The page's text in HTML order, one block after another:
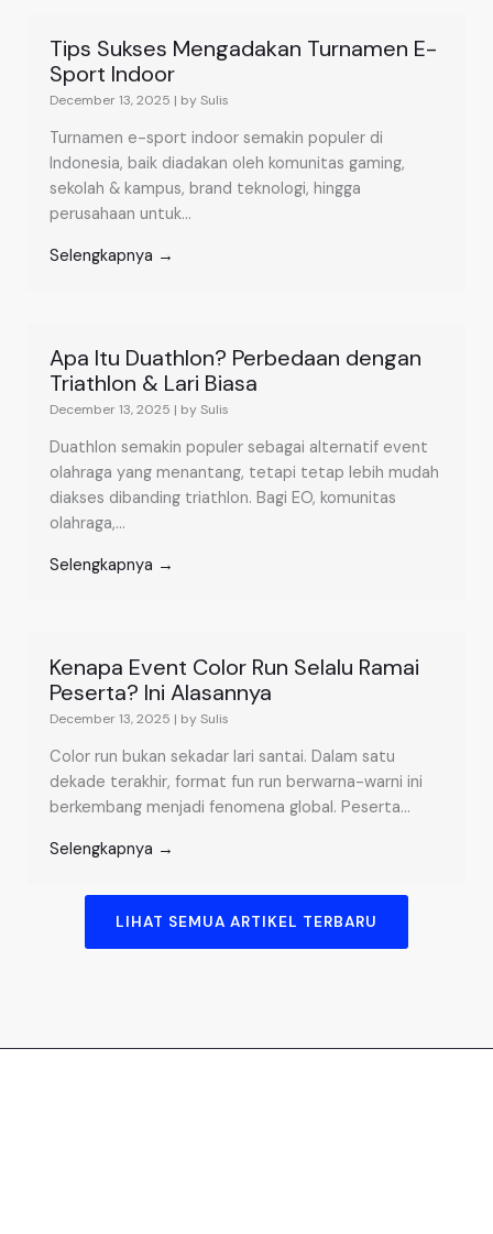
Tips Sukses Mengadakan Turnamen E-
Sport Indoor
December 13, 2025 | by Sulis
Turnamen e-sport indoor semakin populer di
Indonesia, baik diadakan oleh komunitas gaming,
sekolah & kampus, brand teknologi, hingga
perusahaan untuk...
Selengkapnya →
Apa Itu Duathlon? Perbedaan dengan
Triathlon & Lari Biasa
December 13, 2025 | by Sulis
Duathlon semakin populer sebagai alternatif event
olahraga yang menantang, tetapi tetap lebih mudah
diakses dibanding triathlon. Bagi EO, komunitas
olahraga,...
Selengkapnya →
Kenapa Event Color Run Selalu Ramai
Peserta? Ini Alasannya
December 13, 2025 | by Sulis
Color run bukan sekadar lari santai. Dalam satu
dekade terakhir, format fun run berwarna-warni ini
berkembang menjadi fenomena global. Peserta...
Selengkapnya →
LIHAT SEMUA ARTIKEL TERBARU